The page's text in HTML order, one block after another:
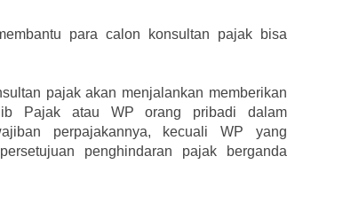
para calon konsultan pajak bisa
pajak akan menjalankan memberikan
Pajak atau WP orang pribadi dalam
perpajakannya, kecuali WP yang
penghindaran pajak berganda